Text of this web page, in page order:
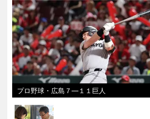
プロ野球・広島７―１１巨人